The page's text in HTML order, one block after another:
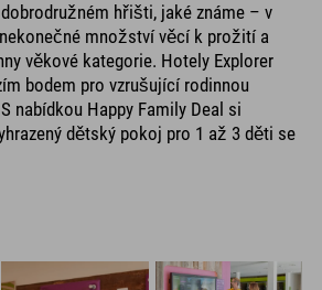
hřišti, jaké známe – v
množství věcí k prožití a
věkové kategorie. Hotely Explorer
bodem pro vzrušující rodinnou
nabídkou Happy Family Deal si
dětský pokoj pro 1 až 3 děti se